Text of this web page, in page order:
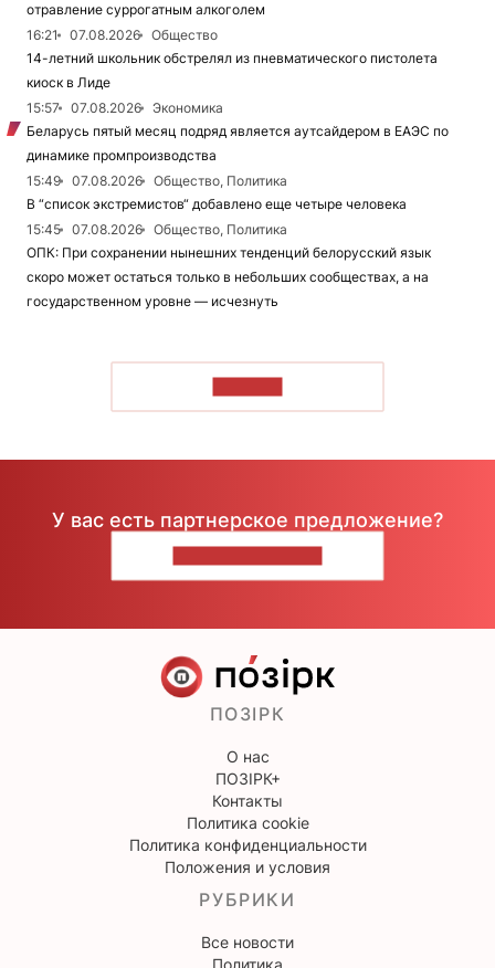
отравление суррогатным алкоголем
16:21
07.08.2026
Общество
14-летний школьник обстрелял из пневматического пистолета
киоск в Лиде
15:57
07.08.2026
Экономика
Беларусь пятый месяц подряд является аутсайдером в ЕАЭС по
динамике промпроизводства
15:49
07.08.2026
Общество, Политика
В “список экстремистов“ добавлено еще четыре человека
15:45
07.08.2026
Общество, Политика
ОПК: При сохранении нынешних тенденций белорусский язык
скоро может остаться только в небольших сообществах, а на
государственном уровне — исчезнуть
У вас есть партнерское предложение?
ПОЗІРК
О нас
ПОЗІРК+
Контакты
Политика cookie
Политика конфиденциальности
Положения и условия
РУБРИКИ
Все новости
Политика